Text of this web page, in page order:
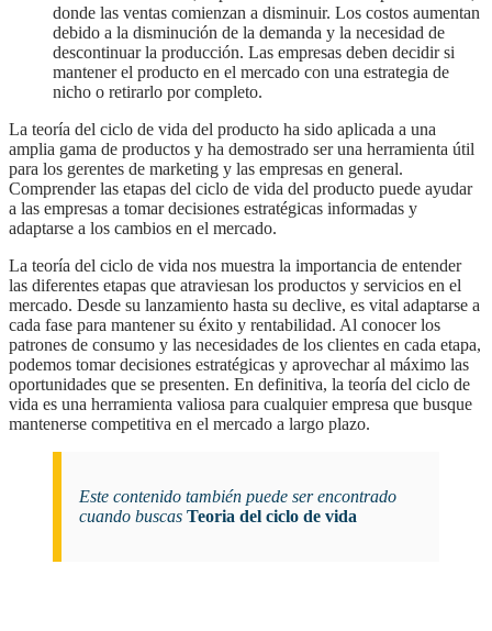
donde las ventas comienzan a disminuir. Los costos aumentan
debido a la disminución de la demanda y la necesidad de
descontinuar la producción. Las empresas deben decidir si
mantener el producto en el mercado con una estrategia de
nicho o retirarlo por completo.
La teoría del ciclo de vida del producto ha sido aplicada a una
amplia gama de productos y ha demostrado ser una herramienta útil
para los gerentes de marketing y las empresas en general.
Comprender las etapas del ciclo de vida del producto puede ayudar
a las empresas a tomar decisiones estratégicas informadas y
adaptarse a los cambios en el mercado.
la teoría del ciclo de vida nos muestra la importancia de entender
las diferentes etapas que atraviesan los productos y servicios en el
mercado. Desde su lanzamiento hasta su declive, es vital adaptarse a
cada fase para mantener su éxito y rentabilidad. Al conocer los
patrones de consumo y las necesidades de los clientes en cada etapa,
podemos tomar decisiones estratégicas y aprovechar al máximo las
oportunidades que se presenten. En definitiva, la teoría del ciclo de
vida es una herramienta valiosa para cualquier empresa que busque
mantenerse competitiva en el mercado a largo plazo.
Este contenido también puede ser encontrado
cuando buscas Teoria del ciclo de vida